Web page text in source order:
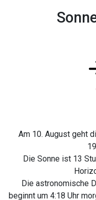
Am 10. August geht
Die Sonne ist 13
Die astronomische
beginnt um 4:18 Uhr